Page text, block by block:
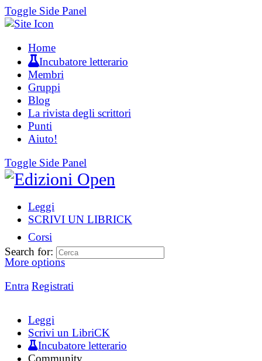
Toggle Side Panel
Home
Incubatore letterario
Membri
Gruppi
Blog
La rivista degli scrittori
Punti
Aiuto!
Toggle Side Panel
Leggi
SCRIVI UN LIBRICK
Corsi
More options
Entra Registrati
Search for:
Leggi
Scrivi un LibriCK
Incubatore letterario
Community